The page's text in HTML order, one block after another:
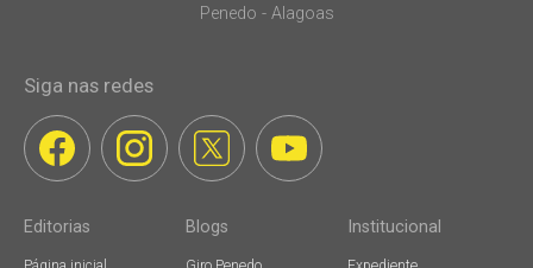
Penedo - Alagoas
Siga nas redes
Editorias Blogs Institucional